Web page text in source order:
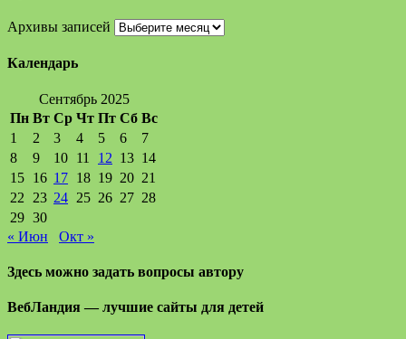
Архивы записей
Календарь
Сентябрь 2025
Пн Вт Ср Чт Пт Сб Вс
1
2 3 4 5 6
7
8
9 10 11 12 13 14
15 16 17 18 19 20 21
22
23 24 25 26 27 28
29 30
« Июн
Окт »
Здесь можно задать вопросы автору
ВебЛандия — лучшие сайты для детей